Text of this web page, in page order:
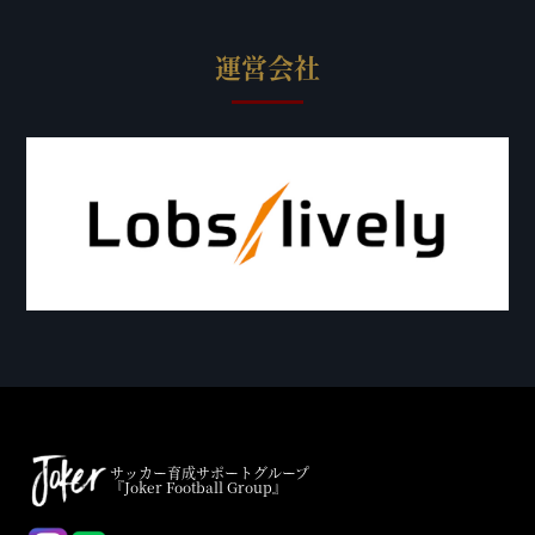
運営会社
サッカー育成サポートグループ
『Joker Football Group』